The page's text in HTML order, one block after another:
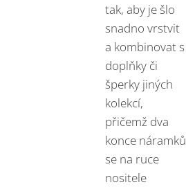
tak, aby je šlo
snadno vrstvit
a kombinovat s
doplňky či
šperky jiných
kolekcí,
přičemž dva
konce náramků
se na ruce
nositele